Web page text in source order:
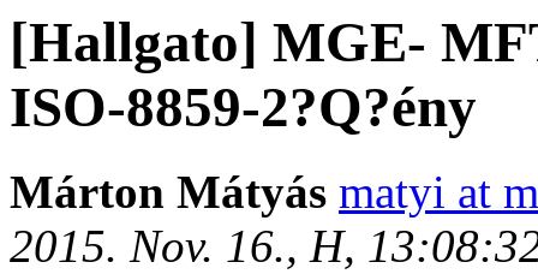
[Hallgato] MGE-
ISO-8859-2?Q?ény
Márton Mátyás matyi at
2015. Nov. 16., H,